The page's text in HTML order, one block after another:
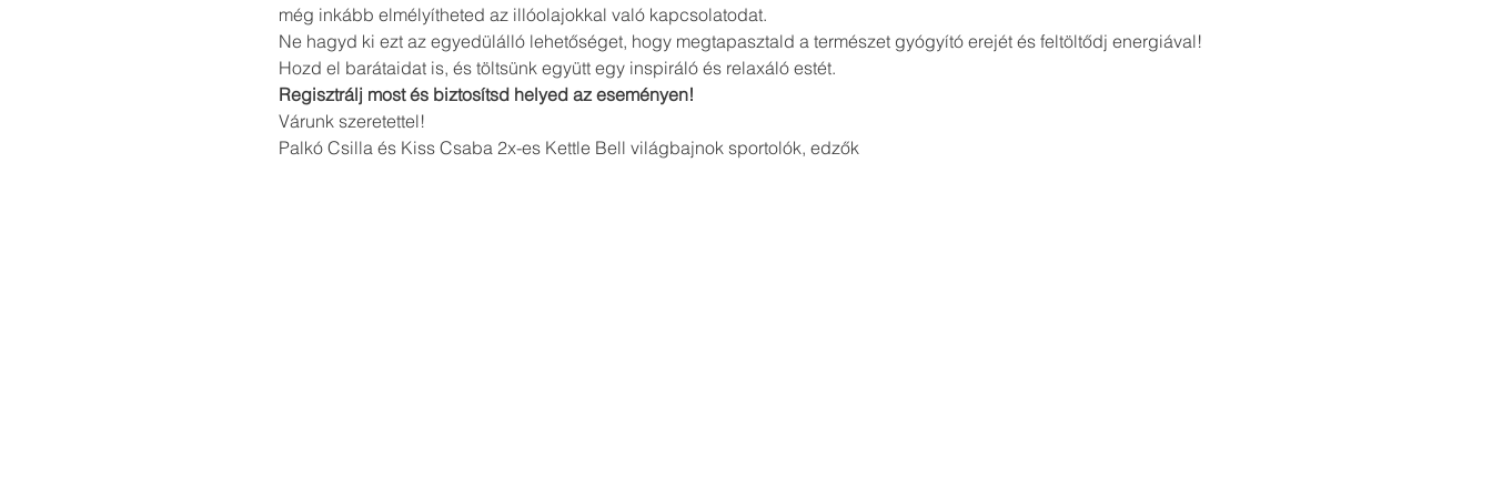
még inkább elmélyítheted az illóolajokkal való kapcsolatodat.
Ne hagyd ki ezt az egyedülálló lehetőséget, hogy megtapasztald a természet gyógyító erejét és feltöltődj energiával!
Hozd el barátaidat is, és töltsünk együtt egy inspiráló és relaxáló estét.
Regisztrálj most és biztosítsd helyed az eseményen!
Várunk szeretettel!
Palkó Csilla és Kiss Csaba 2x-es Kettle Bell világbajnok sportolók, edzők